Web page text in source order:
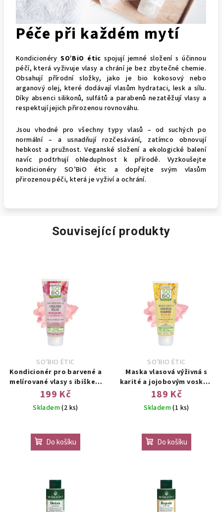
Péče při každém mytí
KondicionérySO’BiO étic spojují jemné složení s účinnou
péčí, která vyživuje vlasy a chrání je bez zbytečné chemie.
Obsahují přírodní složky, jako je bio kokosový nebo
arganový olej, které dodávají vlasům hydrataci, lesk a sílu.
Díky absenci silikonů, sulfátů a parabenů nezatěžují vlasy a
respektují jejich přirozenou rovnováhu.
Jsou vhodné pro všechny typy vlasů – od suchých po
normální – a usnadňují rozčesávání, zatímco obnovují
hebkost a pružnost. Veganské složení a ekologické balení
navíc podtrhují ohleduplnost k přírodě. Vyzkoušejte
kondicionéry SO’BiO étic a dopřejte svým vlasům
přirozenou péči, která je vyživí a ochrání.
Související produkty
SO’BIO ÉTIC
Kondicionér pro barvené a
melírované vlasy s ibiškem
BIO 200ml
199 Kč
Skladem(2 ks)
Do košíku
SO’BIO ÉTIC
Maska vlasová výživná s
karité a jojobovým voskem
200 ml
189 Kč
Skladem(1 ks)
Do košíku